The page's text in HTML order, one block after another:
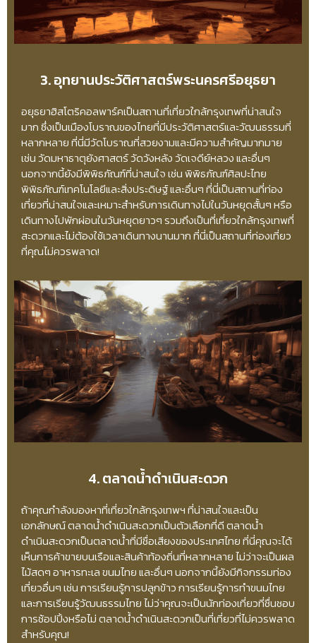
3. อุทยานประวัติศาสตร์พระนครศรีอยุธยา
อยุธยาฮิสโตริคอลพาร์คเป็นสถานที่เที่ยวใกล้กรุงเทพที่น่าสนใจ
มาก ซึ่งเป็นเมืองโบราณของไทยที่มีประวัติศาสตร์และวัฒนธรรมที่
หลากหลาย ที่นี่มีวัดโบราณที่สวยงามและมีความสำคัญมากมาย
เช่น วัดมหาธาตุยังศาสตร์ วัดวังหลัง วัดเจดีย์หลวง และอื่นๆ
นอกจากนี้ยังมีพิพิธภัณฑ์ที่น่าสนใจ เช่น พิพิธภัณฑ์ศิลปะไทย
พิพิธภัณฑ์เทคโนโลยีและสิ่งประดิษฐ์ และอื่นๆ ที่นี่เป็นสถานที่ท่อง
เที่ยวที่น่าสนใจและเหมาะสำหรับการเดินทางไปในวันหยุดสั้นๆ หรือ
เดินทางไปพักผ่อนในวันหยุดยาวๆ รวมถึงเป็นที่เที่ยวใกล้กรุงเทพที่
สะดวกและไม่ต้องใช้เวลาเดินทางนานมาก ที่นี่เป็นสถานที่ท่องเที่ยว
ที่คุณไม่ควรพลาด!
4. ตลาดน้ำดำเนินสะดวก
ถ้าคุณกำลังมองหาที่เที่ยวใกล้กรุงเทพฯ ที่น่าสนใจและเป็น
เอกลักษณ์ ตลาดน้ำดำเนินสะดวกเป็นตัวเลือกที่ดี ตลาดน้ำ
ดำเนินสะดวกเป็นตลาดน้ำที่มีชื่อเสียงของประเทศไทย ที่นี่คุณจะได้
เห็นการค้าขายบนเรือและสินค้าท้องถิ่นที่หลากหลาย ไม่ว่าจะเป็นผล
ไม้สดๆ อาหารทะเล ขนมไทย และอื่นๆ นอกจากนี้ยังมีกิจกรรมท่อง
เที่ยวอื่นๆ เช่น การเรียนรู้การปลูกข้าว การเรียนรู้การทำขนมไทย
และการเรียนรู้วัฒนธรรมไทย ไม่ว่าคุณจะเป็นนักท่องเที่ยวที่ชื่นชอบ
การช้อปปิ้งหรือไม่ ตลาดน้ำดำเนินสะดวกเป็นที่เที่ยวที่ไม่ควรพลาด
สำหรับคุณ!